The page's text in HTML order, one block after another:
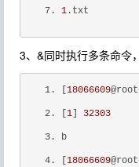
1 .txt
3、&同时执行多条命令
18066609
1 32303
b
18066609